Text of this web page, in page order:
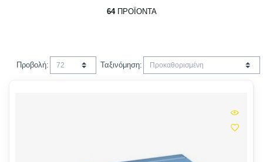
64ΠΡΟΪΌΝΤΑ
Προβολή: Ταξινόμηση: